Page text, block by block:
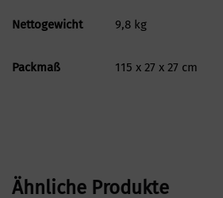
Nettogewicht 9,8 kg
Packmaß 115 x 27 x 27 cm
Ähnliche Produkte